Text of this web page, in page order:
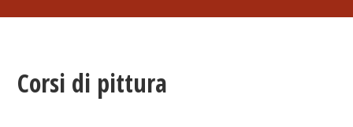
Corsi di pittura